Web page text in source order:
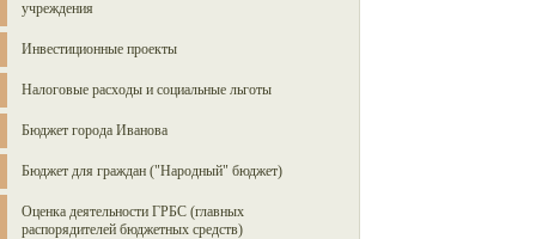
учреждения
Инвестиционные проекты
Налоговые расходы и социальные льготы
Бюджет города Иванова
Бюджет для граждан ("Народный" бюджет)
Оценка деятельности ГРБС (главных
распорядителей бюджетных средств)